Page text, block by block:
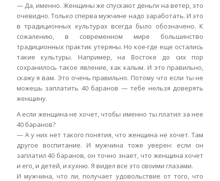
— Да, именно. Женщины же спускают деньги на ветер, это
очевидно. Только сперва мужчине надо заработать. И это
в традиционных культурах всегда было обозначено. К
сожалению, в современном мире большинство
традиционных практик утеряны. Но кое-где еще остались
такие культуры. Например, на Востоке до сих пор
сохранилось такое явление, как калым. И это правильно,
скажу я вам. Это очень правильно. Потому что если ты не
можешь заплатить 40 баранов — тебе нельзя доверять
женщину.
А если женщина не хочет, чтобы именно ты платил за нее
40 баранов?
— А у них нет такого понятия, что женщина не хочет. Там
другое воспитание. И мужчина тоже уверен: если он
заплатил 40 баранов, он точно знает, что женщина хочет
и его, и детей, и кухню. Я видел все это своими глазами.
И мужчина, что ли, получает удовольствие от того, что